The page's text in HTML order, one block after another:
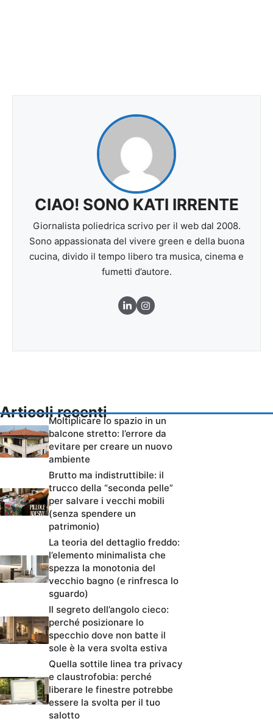
CIAO! SONO KATI IRRENTE
Giornalista poliedrica scrivo per il web dal 2008.
Sono appassionata del vivere green e della buona
cucina, divido il tempo libero tra musica, cinema e
fumetti d’autore.
Articoli recenti
Moltiplicare lo spazio in un
balcone stretto: l’errore da
evitare per creare un nuovo
ambiente
Brutto ma indistruttibile: il
trucco della “seconda pelle”
per salvare i vecchi mobili
(senza spendere un
patrimonio)
La teoria del dettaglio freddo:
l’elemento minimalista che
spezza la monotonia del
vecchio bagno (e rinfresca lo
sguardo)
Il segreto dell’angolo cieco:
perché posizionare lo
specchio dove non batte il
sole è la vera svolta estiva
Quella sottile linea tra privacy
e claustrofobia: perché
liberare le finestre potrebbe
essere la svolta per il tuo
salotto